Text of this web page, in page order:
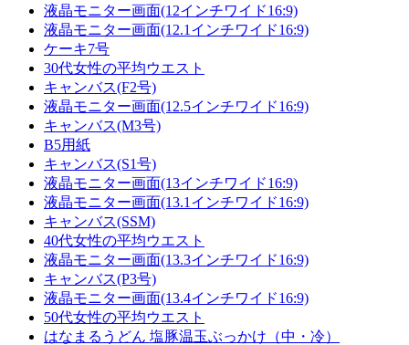
液晶モニター画面(12インチワイド16:9)
液晶モニター画面(12.1インチワイド16:9)
ケーキ7号
30代女性の平均ウエスト
キャンバス(F2号)
液晶モニター画面(12.5インチワイド16:9)
キャンバス(M3号)
B5用紙
キャンバス(S1号)
液晶モニター画面(13インチワイド16:9)
液晶モニター画面(13.1インチワイド16:9)
キャンバス(SSM)
40代女性の平均ウエスト
液晶モニター画面(13.3インチワイド16:9)
キャンバス(P3号)
液晶モニター画面(13.4インチワイド16:9)
50代女性の平均ウエスト
はなまるうどん 塩豚温玉ぶっかけ（中・冷）